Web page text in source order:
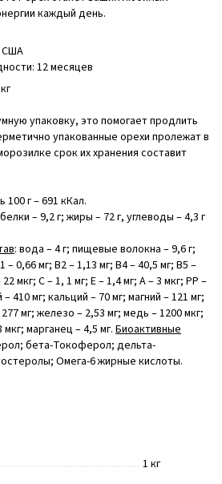
каждый день.
США
12 месяцев
упаковку, это помогает продлить
упакованные орехи пролежат в
срок их хранения составит
100 г – 691 кКал.
– 9,2 г; жиры – 72 г, углеводы – 4,3 г
: вода – 4 г; пищевые волокна – 9,6 г;
– 0,66 мг; В2 – 1,13 мг; В4 – 40,5 мг; В5 –
мкг; С – 1, 1 мг; Е – 1,4 мг; А – 3 мкг; РР –
– 410 мг; кальций – 70 мг; магний – 121 мг;
мг; железо – 2,53 мг; медь – 1200 мкг;
марганец – 4,5 мг. Биоактивные
бета-Токоферол; дельта-
Омега-6 жирные кислоты.
1 кг